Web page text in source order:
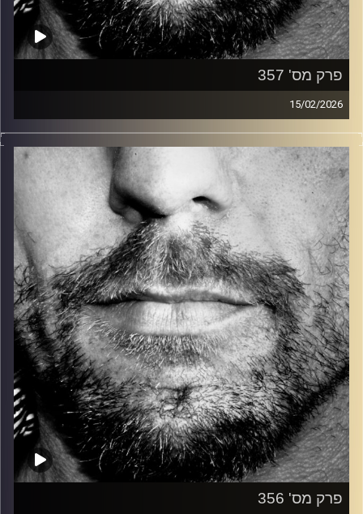
פרק מס' 357
15/02/2026
זיפים, מוזיקה מחוספסת של הופעות חיות. הרבה ג'אם, רוק,
בלוז, bluegrass, ג'אז, Fאנק, פרוגרסיב ואפילו אלקטרוניקה.
כל מה שחי, אמיתי ונושם.
עם שמוליק רגב.
קרדיט תמונות: David Goehring
פרק מס' 356